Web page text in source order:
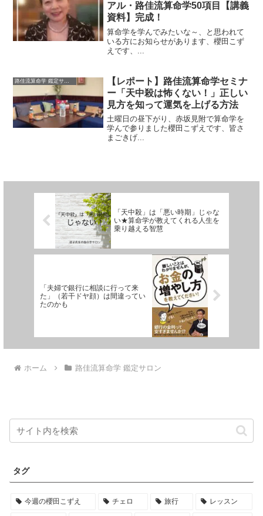
アル・路佳流算命学50項目【講義
資料】完成！
算命学を学んでみたいな～、と思われて
いる方にお知らせがあります、櫻田こず
えです、...
【レポート】路佳流算命学セミナ
ー「天中殺は怖くない！」正しい
見方を知って運気を上げる方法
土曜日の昼下がり、赤坂見附で算命学を
学んで参りました櫻田こずえです、皆さ
まごきげ...
「天中殺」は「悪い時期」じゃな
い★算命学が教えてくれる人生を
乗り越える智慧
「夫婦で銀行に相談に行って来
た」（若干ドヤ顔）は間違ってい
たのかも
ホーム 路佳流算命学 鑑定サロン
タグ
今週の櫻田こずえ チェロ 旅行 レッスン